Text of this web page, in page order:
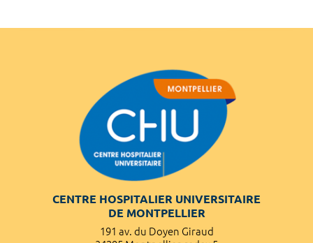
CENTRE HOSPITALIER UNIVERSITAIRE
DE MONTPELLIER
191 av. du Doyen Giraud